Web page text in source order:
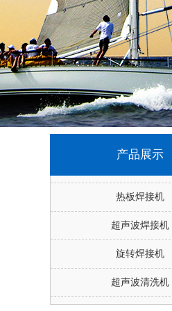
产品展示
热板焊接机
超声波焊接机
旋转焊接机
超声波清洗机